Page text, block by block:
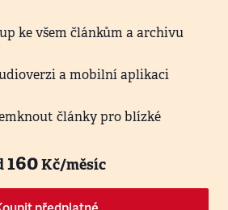
ke všem článkům a archivu
a mobilní aplikaci
články pro blízké
160Kč/měsíc